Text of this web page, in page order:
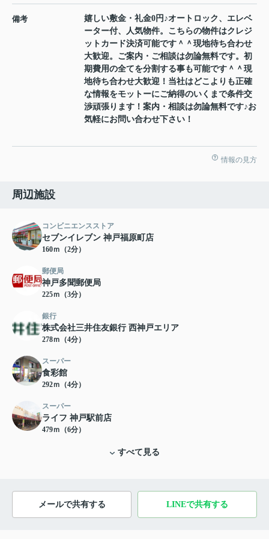
備考
嬉しい敷金・礼金0円♪オートロック、エレベ
ーター付、人気物件。こちらの物件はクレジ
ットカード決済可能です＾＾現地待ち合わせ
大歓迎。ご案内・ご相談は勿論無料です。初
期費用の全てを分割する事も可能です＾＾現
地待ち合わせ大歓迎！当社はどこよりも正確
な情報をモットーにご納得のいくまで条件交
渉頑張ります！案内・相談は勿論無料です♪お
気軽にお問い合わせ下さい！
情報の見方
周辺施設
コンビニエンスストア
セブンイレブン 神戸福原町店
160ｍ（2分）
郵便局
神戸多聞郵便局
225ｍ（3分）
銀行
株式会社三井住友銀行 西神戸エリア
278ｍ（4分）
スーパー
食彩館
292ｍ（4分）
スーパー
ライフ 神戸駅前店
479ｍ（6分）
すべて見る
メールで共有する LINEで共有する